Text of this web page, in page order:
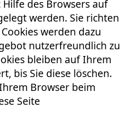
des Browsers auf
werden. Sie richten
werden dazu
nutzerfreundlich zu
bleiben auf Ihrem
bis Sie diese löschen.
Browser beim
Seite